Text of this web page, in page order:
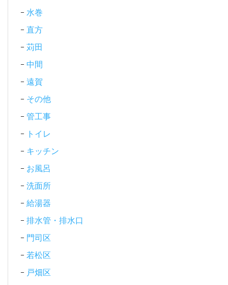
水巻
直方
苅田
中間
遠賀
その他
管工事
トイレ
キッチン
お風呂
洗面所
給湯器
排水管・排水口
門司区
若松区
戸畑区